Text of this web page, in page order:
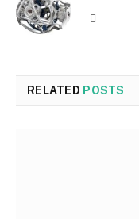
RELATED POSTS